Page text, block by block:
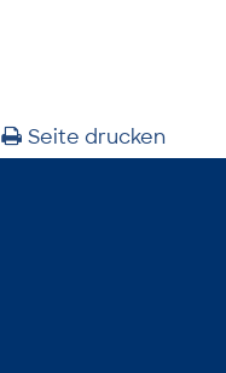
Seite drucken